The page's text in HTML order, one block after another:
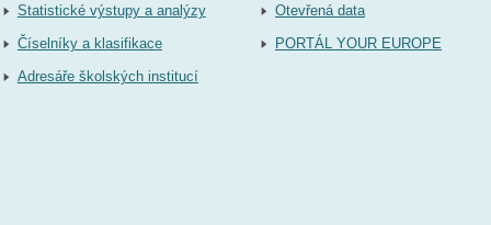
Statistické výstupy a analýzy
Číselníky a klasifikace
Adresáře školských institucí
Otevřená data
PORTÁL YOUR EUROPE